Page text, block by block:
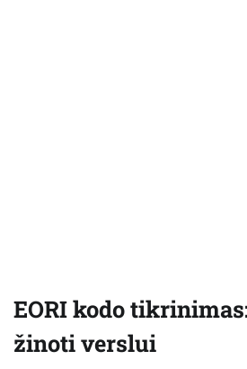
EORI kodo
žinoti verslui